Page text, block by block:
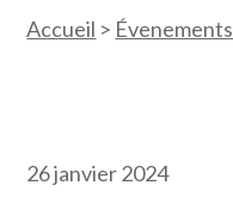
Accueil > Évenements
26 janvier 2024